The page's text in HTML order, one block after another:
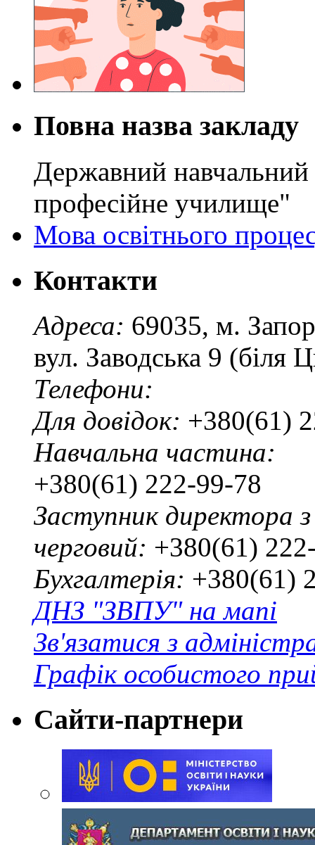
Повна назва закладу
Державний навчальний
професійне училище"
Мова освітнього
Контакти
Адреса: 69035, м.
вул. Заводська 9 (біля
Телефони:
Для довідок: +380(61)
Навчальна частина:
+380(61) 222-99-78
Заступник директора
черговий: +380(61)
Бухгалтерія: +380(61)
ДНЗ "ЗВПУ" на мапі
Зв'язатися з
Графік особистого
Сайти-партнери